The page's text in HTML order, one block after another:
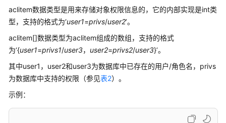
服
公
告
产
介
绍
aclitem数据类型是用来存储对象权限信息的，它的内部实现是int类
型，支持的格式为‘user1=privs/user2’。
aclitem[]数据类型为aclitem组成的数组，支持的格式
为‘{user1=privs1/user3， user2=privs2/user3}’。
其中user1，user2和user3为数据库中已存在的用户/角色名，privs
为数据库中支持的权限（参见表2）。
示例：